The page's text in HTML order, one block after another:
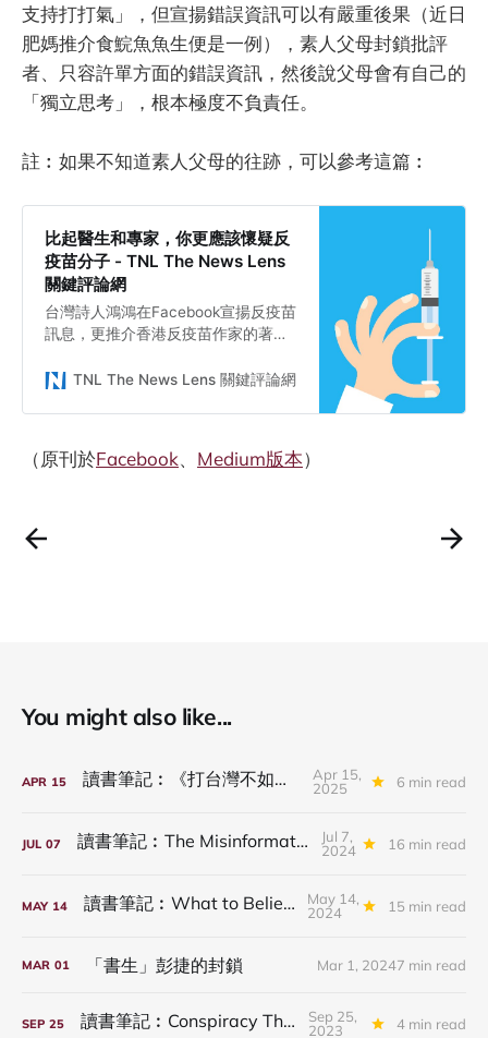
支持打打氣」，但宣揚錯誤資訊可以有嚴重後果（近日
肥媽推介食鯇魚魚生便是一例），素人父母封鎖批評
者、只容許單方面的錯誤資訊，然後說父母會有自己的
「獨立思考」，根本極度不負責任。
註︰如果不知道素人父母的往跡，可以參考這篇︰
比起醫生和專家，你更應該懷疑反
疫苗分子 - TNL The News Lens
關鍵評論網
台灣詩人鴻鴻在Facebook宣揚反疫苗
訊息，更推介香港反疫苗作家的著
TNL The News Lens 關鍵評論網
Kayue
（原刊於Facebook、 Medium版本）
You might also like...
APR 15 讀書筆記︰《打台灣不如騙台灣》
Apr 15,
2025
6 min read
JUL 07 讀書筆記︰The Misinformation Age
Jul 7,
2024
16 min read
MAY 14 讀書筆記︰What to Believe Now
May 14,
2024
15 min read
MAR 01 「書生」彭捷的封鎖 Mar 1, 20247 min read
SEP 25 讀書筆記︰Conspiracy Theories
Sep 25,
2023
4 min read